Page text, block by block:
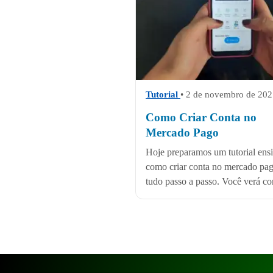
Tutorial • 2 de novembro de
Como Criar Conta no
Mercado Pago
Hoje preparamos um tutorial
como criar conta no mercado
tudo passo a passo. Você verá